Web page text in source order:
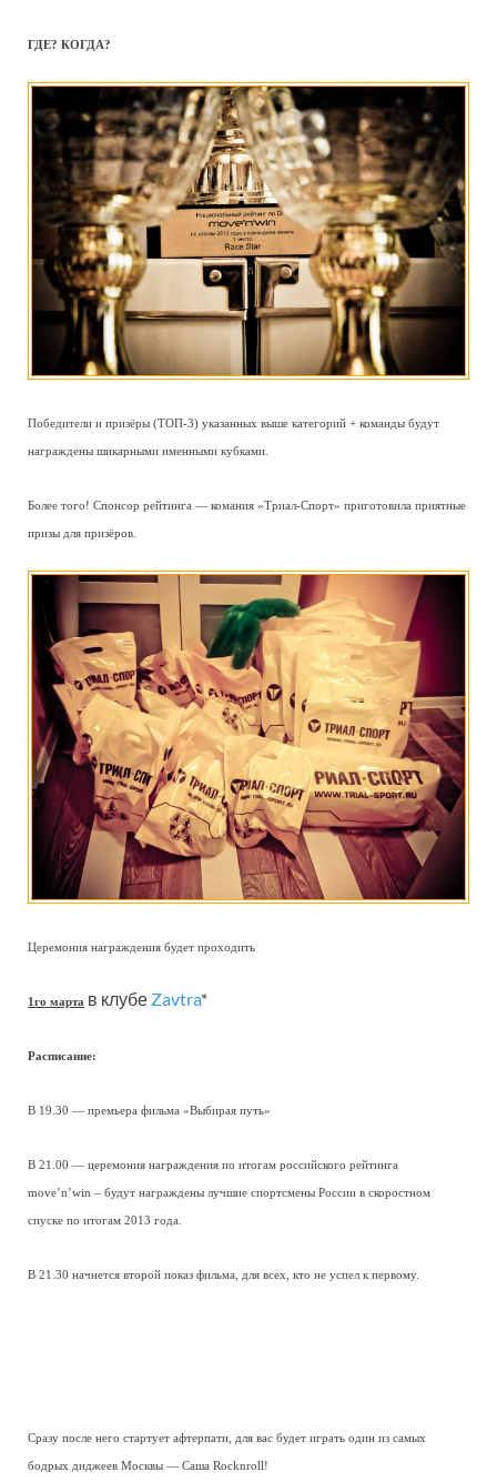
ГДЕ? КОГДА?
Победители и призёры (ТОП-3) указанных выше категорий + команды будут
награждены шикарными именными кубками.
Более того! Спонсор рейтинга — комания «Триал-Спорт» приготовила приятные
призы для призёров.
Церемония награждения будет проходить
1го марта в клубе Zavtra*
Расписание:
В 19.30 — премьера фильма «Выбирая путь»
В 21.00 — церемония награждения по итогам российского рейтинга
move’n’win – будут награждены лучшие спортсмены России в скоростном
спуске по итогам 2013 года.
В 21.30 начнется второй показ фильма, для всех, кто не успел к первому.
Сразу после него стартует афтерпати, для вас будет играть один из самых
бодрых диджеев Москвы — Саша Rocknroll!